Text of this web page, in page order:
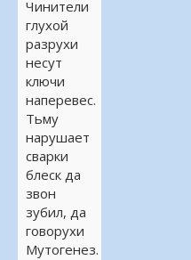
Чинители
глухой
разрухи
несут
ключи
наперевес.
Тьму
нарушает
сварки
блеск да
звон
зубил, да
говорухи
Мутогенез.